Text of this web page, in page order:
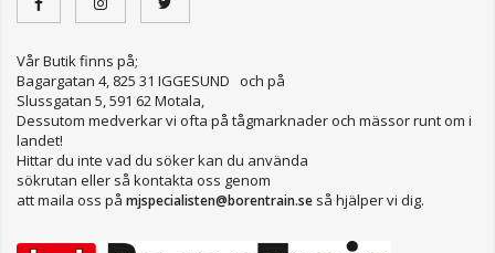
Vår Butik finns på;
Bagargatan 4, 825 31 IGGESUND och på
Slussgatan 5, 591 62 Motala,
Dessutom medverkar vi ofta på tågmarknader och mässor runt om i
landet!
Hittar du inte vad du söker kan du använda
sökrutan eller så kontakta oss genom
att maila oss på mjspecialisten@borentrain.se så hjälper vi dig.